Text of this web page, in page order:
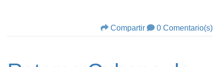
Compartir 0 Comentario(s)